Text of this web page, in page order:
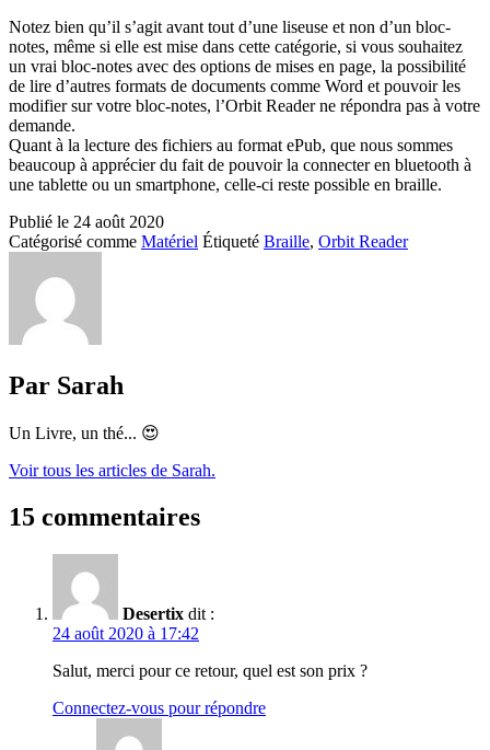
Notez bien qu’il s’agit avant tout d’une liseuse et non d’un bloc-
notes, même si elle est mise dans cette catégorie, si vous souhaitez
un vrai bloc-notes avec des options de mises en page, la possibilité
de lire d’autres formats de documents comme Word et pouvoir les
modifier sur votre bloc-notes, l’Orbit Reader ne répondra pas à votre
demande.
Quant à la lecture des fichiers au format ePub, que nous sommes
beaucoup à apprécier du fait de pouvoir la connecter en bluetooth à
une tablette ou un smartphone, celle-ci reste possible en braille.
Publié le 24 août 2020
Catégorisé comme Matériel Étiqueté Braille, Orbit Reader
Par Sarah
Un Livre, un thé... 😍
Voir tous les articles de Sarah.
15 commentaires
Desertix dit :
24 août 2020 à 17:42
Salut, merci pour ce retour, quel est son prix ?
Connectez-vous pour répondre